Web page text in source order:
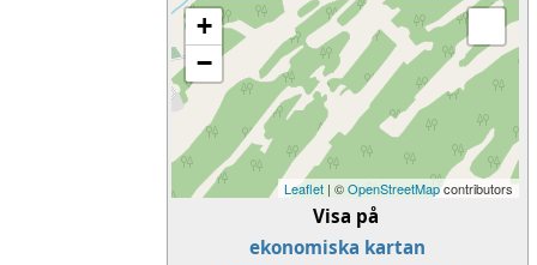
+
−
Leaflet | ©OpenStreetMapcontributors
Visa på
ekonomiska kartan